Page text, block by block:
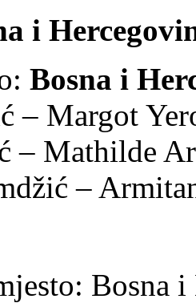
i
Bosna i
– Margot
– Mathilde
–
Bosna